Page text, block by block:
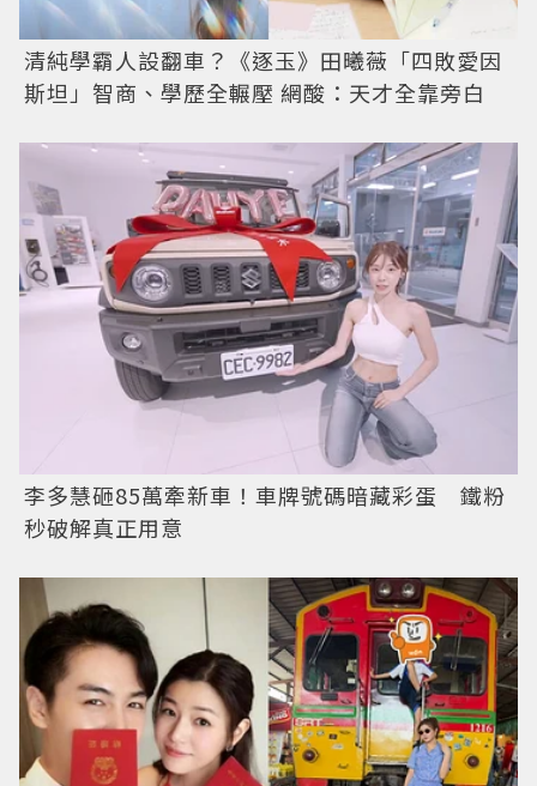
清純學霸人設翻車？《逐玉》田曦薇「四敗愛因
斯坦」智商、學歷全輾壓 網酸：天才全靠旁白
李多慧砸85萬牽新車！車牌號碼暗藏彩蛋 鐵粉
秒破解真正用意